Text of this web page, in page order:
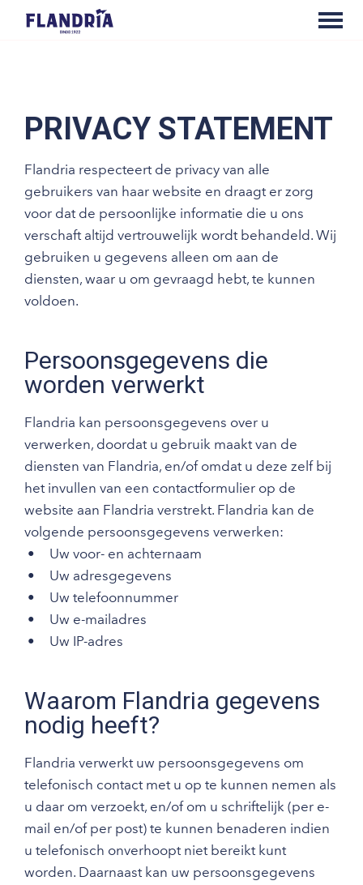
PRIVACY STATEMENT
Flandria respecteert de privacy van alle
gebruikers van haar website en draagt er zorg
voor dat de persoonlijke informatie die u ons
verschaft altijd vertrouwelijk wordt behandeld. Wij
gebruiken u gegevens alleen om aan de
diensten, waar u om gevraagd hebt, te kunnen
voldoen.
Persoonsgegevens die
worden verwerkt
Flandria kan persoonsgegevens over u
verwerken, doordat u gebruik maakt van de
diensten van Flandria, en/of omdat u deze zelf bij
het invullen van een contactformulier op de
website aan Flandria verstrekt. Flandria kan de
volgende persoonsgegevens verwerken:
Uw voor- en achternaam
Uw adresgegevens
Uw telefoonnummer
Uw e-mailadres
Uw IP-adres
Waarom Flandria gegevens
nodig heeft?
Flandria verwerkt uw persoonsgegevens om
telefonisch contact met u op te kunnen nemen als
u daar om verzoekt, en/of om u schriftelijk (per e-
mail en/of per post) te kunnen benaderen indien
u telefonisch onverhoopt niet bereikt kunt
worden. Daarnaast kan uw persoonsgegevens